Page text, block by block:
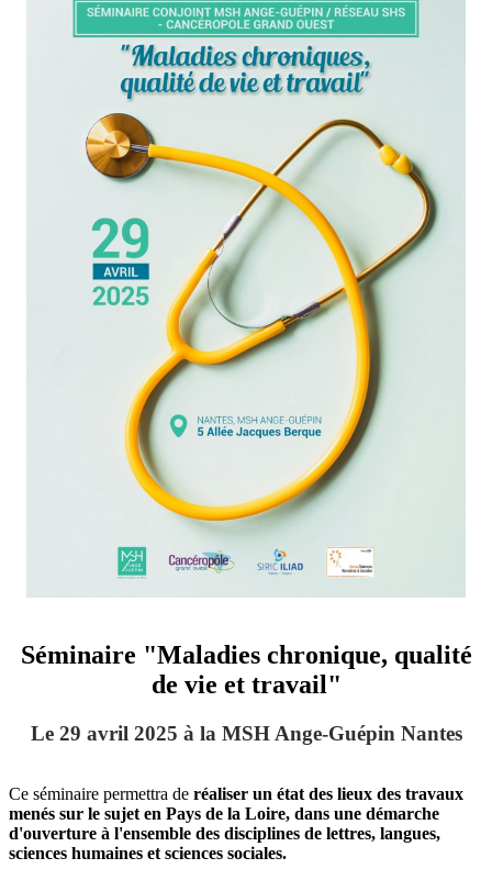
Séminaire "Maladies chronique, qualité
de vie et travail"
Le 29 avril 2025 à la MSH Ange-Guépin Nantes
Ce séminaire permettra de réaliser un état des lieux des travaux
menés sur le sujet en Pays de la Loire, dans une démarche
d'ouverture à l'ensemble des disciplines de lettres, langues,
sciences humaines et sciences sociales.